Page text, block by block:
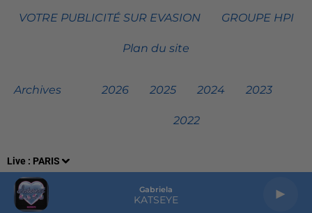
Live : PARIS
Gabriela
KATSEYE
VOTRE PUBLICITÉ SUR EVASION GROUPE HPI
Plan du site
Archives 2026 2025 2024 2023
2022